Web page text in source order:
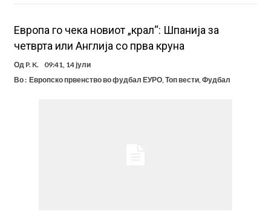
Европа го чека новиот „крал“: Шпанија за
четврта или Англија со прва круна
Од P. K.
09:41, 14 јули
Во : Европско првенство во фудбал ЕУРО,Топ вести,Фудбал